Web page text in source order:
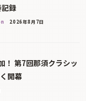
録
2026年8月7日
！ 第7回那須クラシッ
開幕